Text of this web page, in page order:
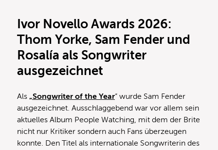
Ivor Novello Awards 2026:
Thom Yorke, Sam Fender und
Rosalía als Songwriter
ausgezeichnet
Als „Songwriter of the Year“ wurde Sam Fender
ausgezeichnet. Ausschlaggebend war vor allem sein
aktuelles Album People Watching, mit dem der Brite
nicht nur Kritiker sondern auch Fans überzeugen
konnte. Den Titel als internationale Songwriterin des